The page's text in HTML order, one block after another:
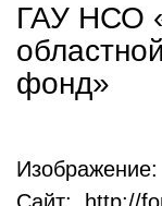
ГАУ НСО
фонд»
Изображение: